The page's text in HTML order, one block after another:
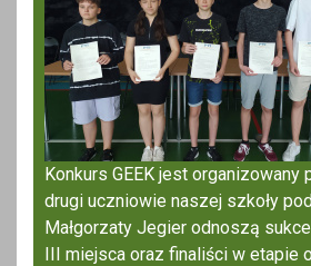
Konkurs GEEK jest organizowany
drugi uczniowie naszej szkoły
Małgorzaty Jegier odnoszą
III miejsca oraz finaliści w etapie